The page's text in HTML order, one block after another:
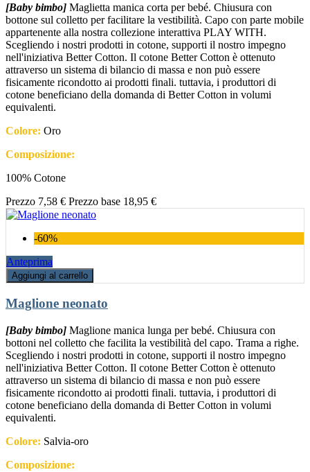
[Baby bimbo] Maglietta manica corta per bebé. Chiusura con
bottone sul colletto per facilitare la vestibilità. Capo con parte mobile
appartenente alla nostra collezione interattiva PLAY WITH.
Scegliendo i nostri prodotti in cotone, supporti il nostro impegno
nell'iniziativa Better Cotton. Il cotone Better Cotton è ottenuto
attraverso un sistema di bilancio di massa e non può essere
fisicamente ricondotto ai prodotti finali. tuttavia, i produttori di
cotone beneficiano della domanda di Better Cotton in volumi
equivalenti.
Colore: Oro
Composizione:
100% Cotone
Prezzo 7,58 € Prezzo base 18,95 €
-60%
Anteprima
Aggiungi al carrello
Maglione neonato
[Baby bimbo] Maglione manica lunga per bebé. Chiusura con
bottoni nel colletto che facilita la vestibilità del capo. Trama a righe.
Scegliendo i nostri prodotti in cotone, supporti il nostro impegno
nell'iniziativa Better Cotton. Il cotone Better Cotton è ottenuto
attraverso un sistema di bilancio di massa e non può essere
fisicamente ricondotto ai prodotti finali. tuttavia, i produttori di
cotone beneficiano della domanda di Better Cotton in volumi
equivalenti.
Colore: Salvia-oro
Composizione: